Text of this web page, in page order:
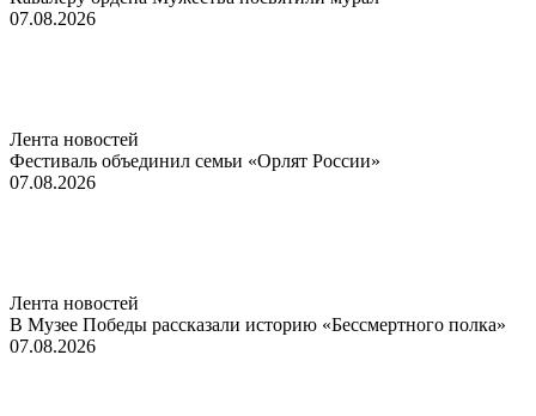
07.08.2026
Лента новостей
Фестиваль объединил семьи «Орлят России»
07.08.2026
Лента новостей
В Музее Победы рассказали историю «Бессмертного полка»
07.08.2026